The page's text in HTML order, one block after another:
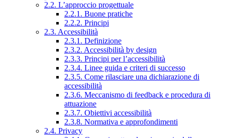
2.2. L’approccio progettuale
2.2.1. Buone pratiche
2.2.2. Principi
2.3. Accessibilità
2.3.1. Definizione
2.3.2. Accessibilità by design
2.3.3. Principi per l’accessibilità
2.3.4. Linee guida e criteri di successo
2.3.5. Come rilasciare una dichiarazione di
accessibilità
2.3.6. Meccanismo di feedback e procedura di
attuazione
2.3.7. Obiettivi accessibilità
2.3.8. Normativa e approfondimenti
2.4. Privacy